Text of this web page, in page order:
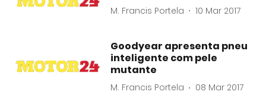
M. Francis Portela 10 Mar 2017
Goodyear apresenta pneu
inteligente com pele
mutante
M. Francis Portela 08 Mar 2017